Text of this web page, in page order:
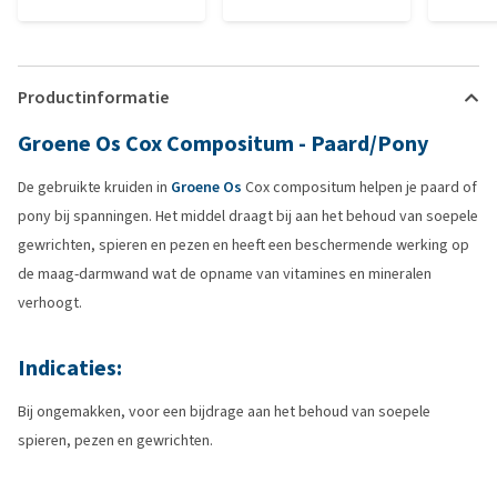
Productinformatie
Groene Os Cox Compositum - Paard/Pony
De gebruikte kruiden in Groene Os Cox compositum helpen je paard of
pony bij spanningen. Het middel draagt bij aan het behoud van soepele
gewrichten, spieren en pezen en heeft een beschermende werking op
de maag-darmwand wat de opname van vitamines en mineralen
verhoogt.
Indicaties:
Bij ongemakken, voor een bijdrage aan het behoud van soepele
spieren, pezen en gewrichten.